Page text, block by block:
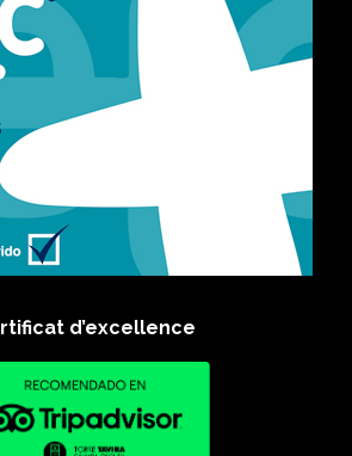
d’excellence